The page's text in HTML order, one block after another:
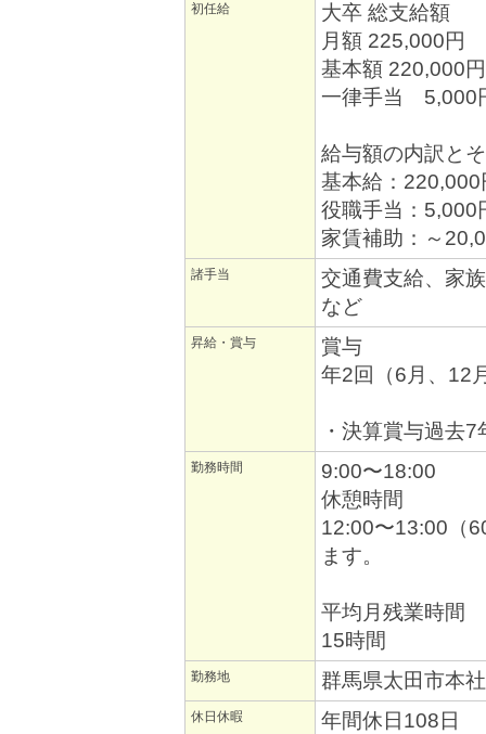
初任給
大卒 総支給額
月額 225,000円
基本額 220,000円
一律手当 5,000
給与額の内訳と
基本給：220,000
役職手当：5,000
家賃補助：～
諸手当
交通費支給、家
など
昇給・賞与
賞与
年2回（6月、12
・決算賞与過去
勤務時間
9:00〜18:00
休憩時間
12:00〜13:00（
ます。
平均月残業時間
15時間
勤務地 群馬県太田市本社
休日休暇 年間休日108日